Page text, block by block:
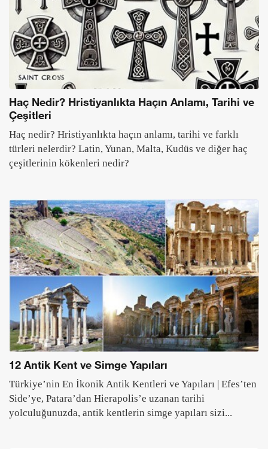
Haç Nedir? Hristiyanlıkta Haçın Anlamı, Tarihi ve
Çeşitleri
Haç nedir? Hristiyanlıkta haçın anlamı, tarihi ve farklı
türleri nelerdir? Latin, Yunan, Malta, Kudüs ve diğer haç
çeşitlerinin kökenleri nedir?
12 Antik Kent ve Simge Yapıları
Türkiye’nin En İkonik Antik Kentleri ve Yapıları | Efes’ten
Side’ye, Patara’dan Hierapolis’e uzanan tarihi
yolculuğunuzda, antik kentlerin simge yapıları sizi...